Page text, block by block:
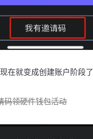
在就变成创建账户阶段了
码领硬件钱包活动